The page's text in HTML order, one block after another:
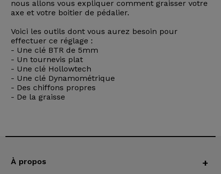
nous allons vous expliquer comment graisser votre
axe et votre boitier de pédalier.
Voici les outils dont vous aurez besoin pour
effectuer ce réglage :
- Une clé BTR de 5mm
- Un tournevis plat
- Une clé Hollowtech
- Une clé Dynamométrique
- Des chiffons propres
- De la graisse
À propos +